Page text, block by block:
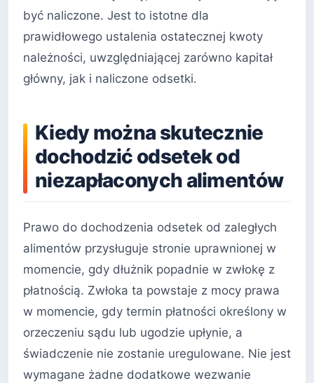
być naliczone. Jest to istotne dla
prawidłowego ustalenia ostatecznej kwoty
należności, uwzględniającej zarówno kapitał
główny, jak i naliczone odsetki.
Kiedy można skutecznie
dochodzić odsetek od
niezapłaconych alimentów
Prawo do dochodzenia odsetek od zaległych
alimentów przysługuje stronie uprawnionej w
momencie, gdy dłużnik popadnie w zwłokę z
płatnością. Zwłoka ta powstaje z mocy prawa
w momencie, gdy termin płatności określony w
orzeczeniu sądu lub ugodzie upłynie, a
świadczenie nie zostanie uregulowane. Nie jest
wymagane żadne dodatkowe wezwanie